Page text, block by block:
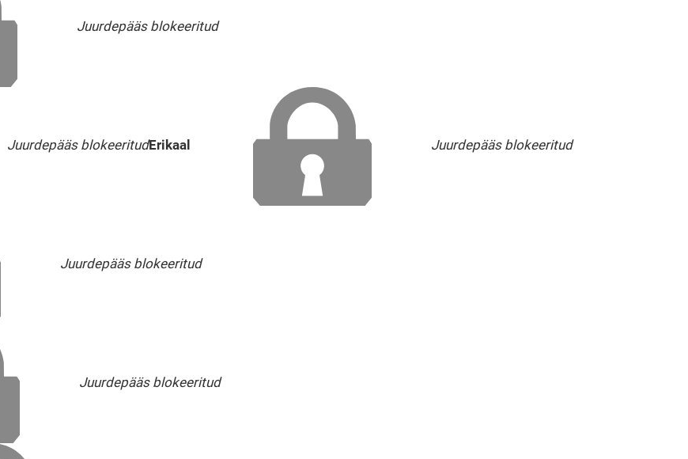
Juurdepääs blokeeritud
Juurdepääs blokeeritudErikaal Juurdepääs blokeeritud
Juurdepääs blokeeritud
Juurdepääs blokeeritud